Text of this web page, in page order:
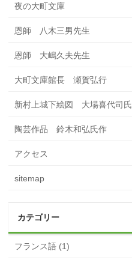
夜の大町文庫
恩師 八木三男先生
恩師 大嶋久夫先生
大町文庫館長 瀬賀弘行
新村上城下絵図 大場喜代司氏
陶芸作品 鈴木和弘氏作
アクセス
sitemap
カテゴリー
フランス語 (1)